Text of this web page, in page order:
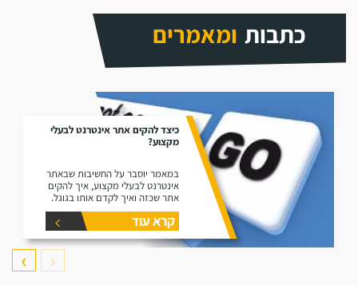
כתבות ומאמרים
כיצד להקים אתר אינטרנט לבעלי
מקצוע?
במאמר יוסבר על החשיבות שבאתר
אינטרנט לבעלי מקצוע, איך להקים
אתר שכזה ואיך לקדם אותו בגוגל.
קרא עוד
❮
❯